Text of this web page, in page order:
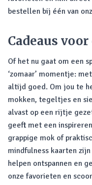
bestellen bij één van
Cadeaus
Of het nu gaat om een
‘zomaar’ momentje:
altijd goed. Om jou te
mokken, tegeltjes en
alvast op een rijtje
geeft met een
grappige mok of
mindfulness kaarten
helpen ontspannen en
onze favorieten en